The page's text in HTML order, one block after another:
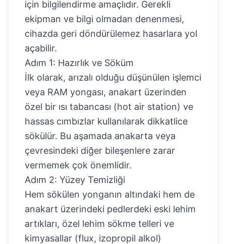
için bilgilendirme amaçlıdır. Gerekli
ekipman ve bilgi olmadan denenmesi,
cihazda geri döndürülemez hasarlara yol
açabilir.
Adım 1: Hazırlık ve Söküm
İlk olarak, arızalı olduğu düşünülen işlemci
veya RAM yongası, anakart üzerinden
özel bir ısı tabancası (hot air station) ve
hassas cımbızlar kullanılarak dikkatlice
sökülür. Bu aşamada anakarta veya
çevresindeki diğer bileşenlere zarar
vermemek çok önemlidir.
Adım 2: Yüzey Temizliği
Hem sökülen yonganın altındaki hem de
anakart üzerindeki pedlerdeki eski lehim
artıkları, özel lehim sökme telleri ve
kimyasallar (flux, izopropil alkol)